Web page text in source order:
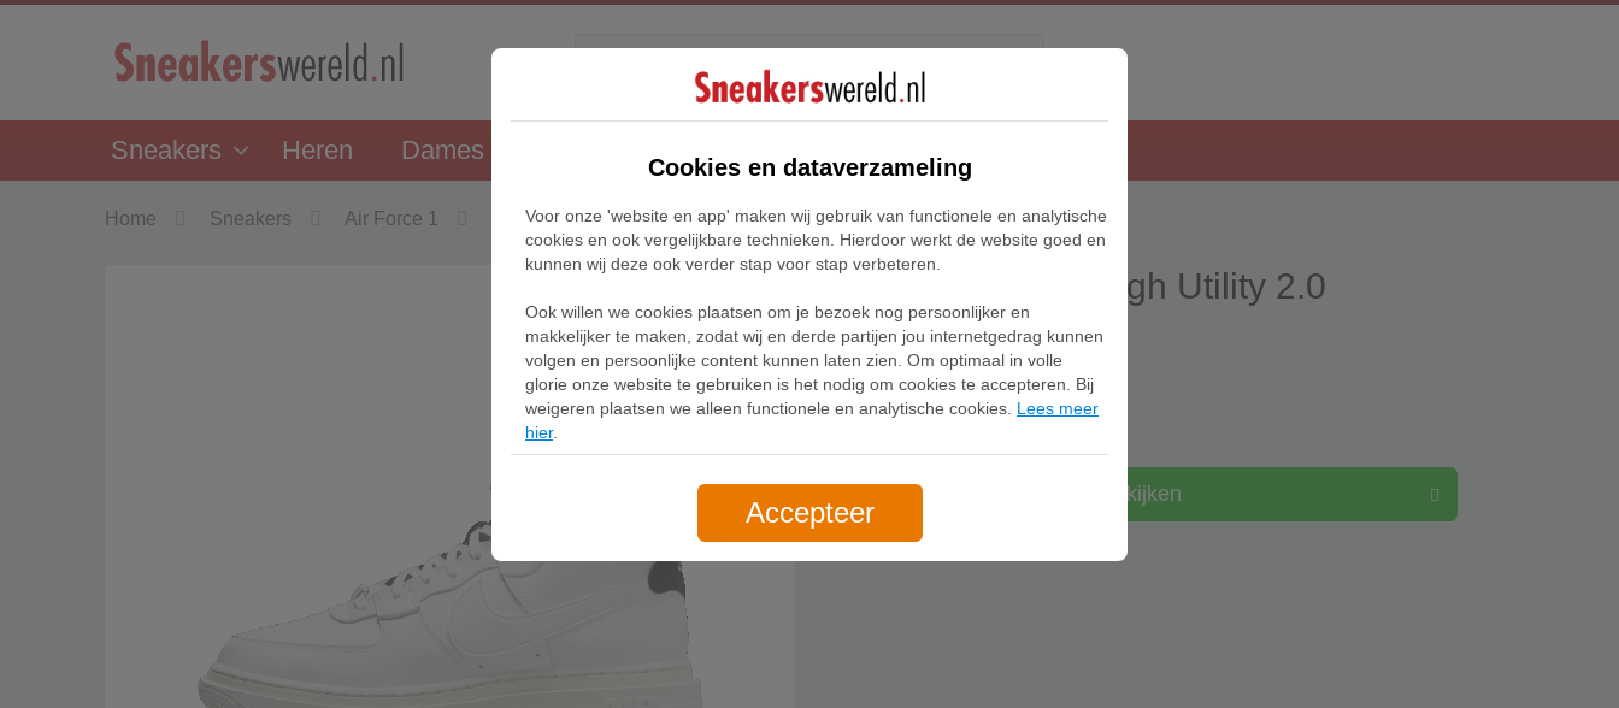
Sneakers Heren Dames Releases Blog
Home Sneakers Air Force 1 Nike Air Force 1 High Utility 2.0 Damesboots - Wit
Nike Air Force 1 High Utility 2.0
Damesboots - Wit
DC3584-100
Bekijken
Cookies en dataverzameling
Voor onze 'website en app' maken wij gebruik van functionele en analytische
cookies en ook vergelijkbare technieken. Hierdoor werkt de website goed en
kunnen wij deze ook verder stap voor stap verbeteren.
Ook willen we cookies plaatsen om je bezoek nog persoonlijker en
makkelijker te maken, zodat wij en derde partijen jou internetgedrag kunnen
volgen en persoonlijke content kunnen laten zien. Om optimaal in volle
glorie onze website te gebruiken is het nodig om cookies te accepteren. Bij
weigeren plaatsen we alleen functionele en analytische cookies. Lees meer
hier.
Accepteer